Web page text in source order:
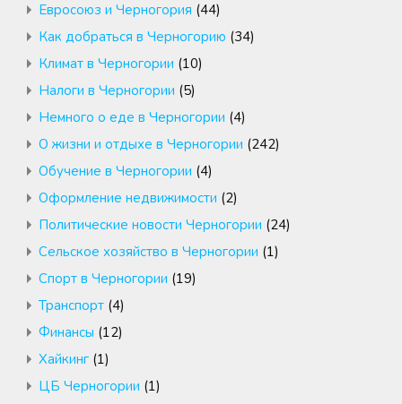
Евросоюз и Черногория (44)
Как добраться в Черногорию (34)
Климат в Черногории (10)
Налоги в Черногории (5)
Немного о еде в Черногории (4)
О жизни и отдыхе в Черногории (242)
Обучение в Черногории (4)
Оформление недвижимости (2)
Политические новости Черногории (24)
Сельское хозяйство в Черногории (1)
Спорт в Черногории (19)
Транспорт (4)
Финансы (12)
Хайкинг (1)
ЦБ Черногории (1)